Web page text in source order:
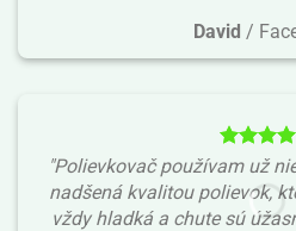
David /
"Polievkovač používam už
nadšená kvalitou polievok,
vždy hladká a chute sú